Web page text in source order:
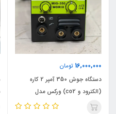
16,000,000 تومان
دستگاه جوش 350 آمپر 2 کاره
(الکترود و co2) ورکس مدل
MIG_350 اصلی، ویدئو تست پائین